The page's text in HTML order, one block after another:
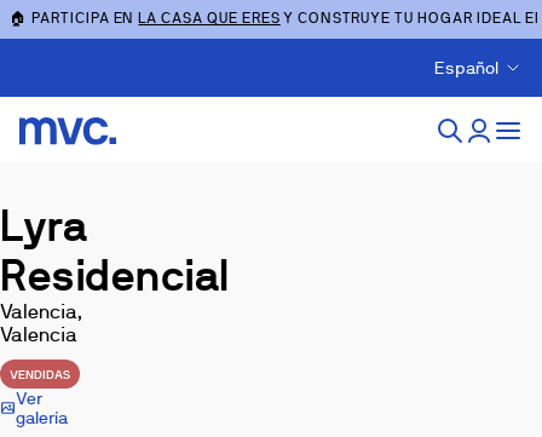
🏠 PARTICIPA ENLA CASA QUE ERES Y CONSTRUYE TU HOGAR IDEAL
Español
Lyra
Residencial
Valencia,
Valencia
VENDIDAS
Ver
galería